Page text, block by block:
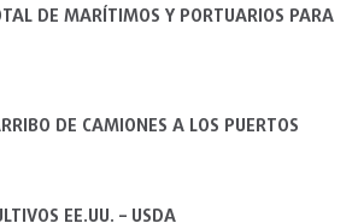
DE MARÍTIMOS Y PORTUARIOS PARA
DE CAMIONES A LOS PUERTOS
EE.UU. – USDA